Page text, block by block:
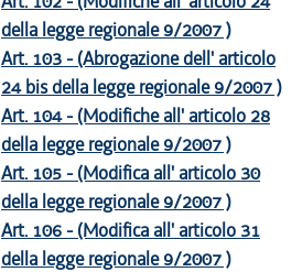
della legge regionale 9/2007 )
Art. 103 - (Abrogazione dell' articolo
24 bis della legge regionale 9/2007 )
Art. 104 - (Modifiche all' articolo 28
della legge regionale 9/2007 )
Art. 105 - (Modifica all' articolo 30
della legge regionale 9/2007 )
Art. 106 - (Modifica all' articolo 31
della legge regionale 9/2007 )